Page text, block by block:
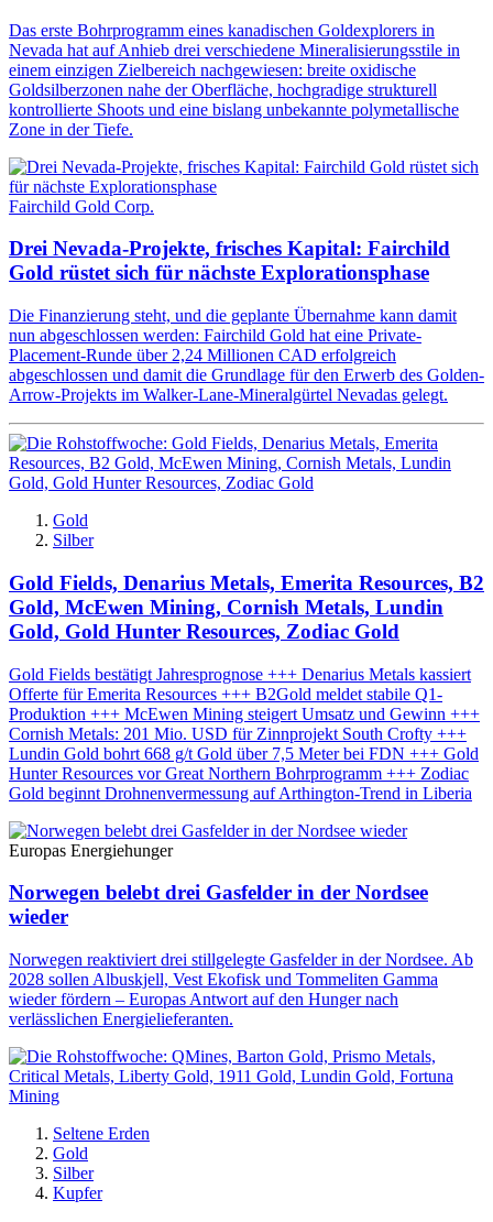
Das erste Bohrprogramm eines kanadischen Goldexplorers in
Nevada hat auf Anhieb drei verschiedene Mineralisierungsstile in
einem einzigen Zielbereich nachgewiesen: breite oxidische
Goldsilberzonen nahe der Oberfläche, hochgradige strukturell
kontrollierte Shoots und eine bislang unbekannte polymetallische
Zone in der Tiefe.
Fairchild Gold Corp.
Drei Nevada-Projekte, frisches Kapital: Fairchild
Gold rüstet sich für nächste Explorationsphase
Die Finanzierung steht, und die geplante Übernahme kann damit
nun abgeschlossen werden: Fairchild Gold hat eine Private-
Placement-Runde über 2,24 Millionen CAD erfolgreich
abgeschlossen und damit die Grundlage für den Erwerb des Golden-
Arrow-Projekts im Walker-Lane-Mineralgürtel Nevadas gelegt.
Gold
Silber
Gold Fields, Denarius Metals, Emerita Resources, B2
Gold, McEwen Mining, Cornish Metals, Lundin
Gold, Gold Hunter Resources, Zodiac Gold
Gold Fields bestätigt Jahresprognose +++ Denarius Metals kassiert
Offerte für Emerita Resources +++ B2Gold meldet stabile Q1-
Produktion +++ McEwen Mining steigert Umsatz und Gewinn +++
Cornish Metals: 201 Mio. USD für Zinnprojekt South Crofty +++
Lundin Gold bohrt 668 g/t Gold über 7,5 Meter bei FDN +++ Gold
Hunter Resources vor Great Northern Bohrprogramm +++ Zodiac
Gold beginnt Drohnenvermessung auf Arthington-Trend in Liberia
Europas Energiehunger
Norwegen belebt drei Gasfelder in der Nordsee
wieder
Norwegen reaktiviert drei stillgelegte Gasfelder in der Nordsee. Ab
2028 sollen Albuskjell, Vest Ekofisk und Tommeliten Gamma
wieder fördern – Europas Antwort auf den Hunger nach
verlässlichen Energielieferanten.
Seltene Erden
Gold
Silber
Kupfer